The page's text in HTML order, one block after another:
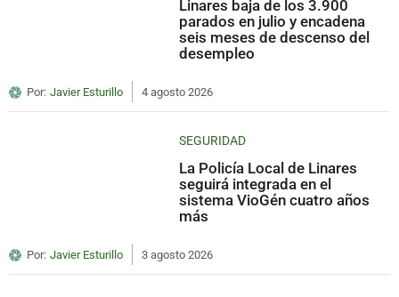
Linares baja de los 3.900
parados en julio y encadena
seis meses de descenso del
desempleo
Por: Javier Esturillo 4 agosto 2026
SEGURIDAD
La Policía Local de Linares
seguirá integrada en el
sistema VioGén cuatro años
más
Por: Javier Esturillo 3 agosto 2026